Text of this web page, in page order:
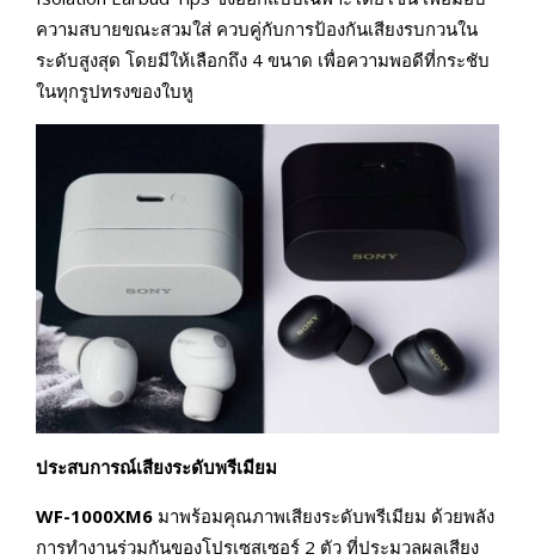
ความสบายขณะสวมใส่ ควบคู่กับการป้องกันเสียงรบกวนใน
ระดับสูงสุด โดยมีให้เลือกถึง 4 ขนาด เพื่อความพอดีที่กระชับ
ในทุกรูปทรงของใบหู
ประสบการณ์เสียงระดับพรีเมียม
WF-1000XM6 มาพร้อมคุณภาพเสียงระดับพรีเมียม ด้วยพลัง
การทำงานร่วมกันของโปรเซสเซอร์ 2 ตัว ที่ประมวลผลเสียง